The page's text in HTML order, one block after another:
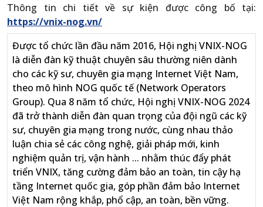
Thông tin chi tiết về sự kiện được công bố tại:
https://vnix-nog.vn/
Được tổ chức lần đầu năm 2016, Hội nghị VNIX-NOG
là diễn đàn kỹ thuật chuyên sâu thường niên dành
cho các kỹ sư, chuyên gia mạng Internet Việt Nam,
theo mô hình NOG quốc tế (Network Operators
Group). Qua 8 năm tổ chức, Hội nghị VNIX-NOG 2024
đã trở thành diễn đàn quan trọng của đội ngũ các kỹ
sư, chuyên gia mạng trong nước, cùng nhau thảo
luận chia sẻ các công nghệ, giải pháp mới, kinh
nghiệm quản trị, vận hành ... nhằm thúc đẩy phát
triển VNIX, tăng cường đảm bảo an toàn, tin cậy hạ
tầng Internet quốc gia, góp phần đảm bảo Internet
Việt Nam rộng khắp, phổ cập, an toàn, bền vững.